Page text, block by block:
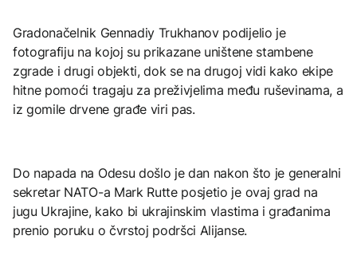
Gradonačelnik Gennadiy Trukhanov podijelio je
fotografiju na kojoj su prikazane uništene stambene
zgrade i drugi objekti, dok se na drugoj vidi kako ekipe
hitne pomoći tragaju za preživjelima među ruševinama, a
iz gomile drvene građe viri pas.
Do napada na Odesu došlo je dan nakon što je generalni
sekretar NATO-a Mark Rutte posjetio je ovaj grad na
jugu Ukrajine, kako bi ukrajinskim vlastima i građanima
prenio poruku o čvrstoj podršci Alijanse.